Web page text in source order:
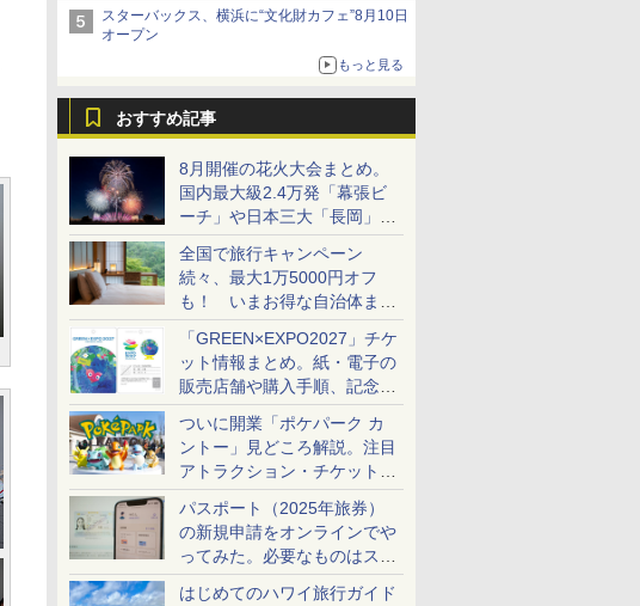
スターバックス、横浜に“文化財カフェ”8月10日
オープン
もっと見る
おすすめ記事
8月開催の花火大会まとめ。
国内最大級2.4万発「幕張ビ
ーチ」や日本三大「長岡」な
ど大型イベント目白押し！
全国で旅行キャンペーン
続々、最大1万5000円オフ
も！ いまお得な自治体まと
め
「GREEN×EXPO2027」チケ
ット情報まとめ。紙・電子の
販売店舗や購入手順、記念チ
ケットも解説
ついに開業「ポケパーク カ
ントー」見どころ解説。注目
アトラクション・チケット手
配・来場前に必要な準備は？
パスポート（2025年旅券）
の新規申請をオンラインでや
ってみた。必要なものはスマ
ホとマイナカードのみ
はじめてのハワイ旅行ガイド